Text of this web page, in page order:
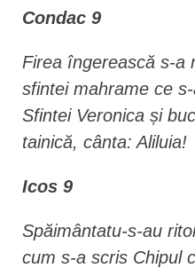
Condac 9
Firea îngerească s-a
sfintei mahrame ce
Sfintei Veronica și
tainică, cânta: Aliluia!
Icos 9
Spăimântatu-s-au
cum s-a scris Chipul